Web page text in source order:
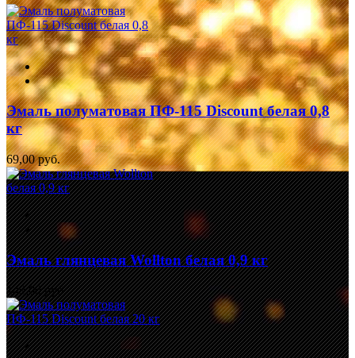
Эмаль полуматовая ПФ-115 Discount белая 0,8
кг
69,00 руб.
Эмаль глянцевая Wollton белая 0,9 кг
149,00 руб.